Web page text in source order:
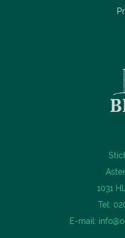
1031
Tel:
E-mail: